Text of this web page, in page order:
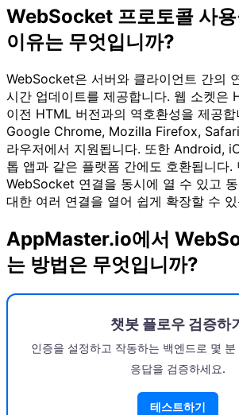
WebSocket 프로토콜 사
이유는 무엇입니까?
WebSocket은 서버와 클라이언트 간의
시간 업데이트를 제공합니다. 웹 소켓은
이전 HTML 버전과의 역호환성을 제공합
Google Chrome, Mozilla Firefox,
라우저에서 지원됩니다. 또한 Android,
톱 앱과 같은 플랫폼 간에도 호환됩니다.
WebSocket 연결을 동시에 열 수 있고
대한 여러 연결을 열어 쉽게 확장할 수
AppMaster.io에서
는 방법은 무엇입니까?
챗봇 플로우 검증하기
인증을 설정하고 작동하는 백엔드로 몇
응답을 검증하세요.
테스트하기